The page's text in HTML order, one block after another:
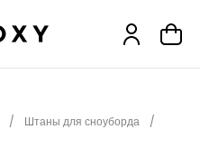
Штаны для сноуборда